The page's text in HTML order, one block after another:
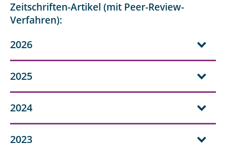
Zeitschriften-Artikel (mit Peer-Review-
Verfahren):
2026
2025
2024
2023